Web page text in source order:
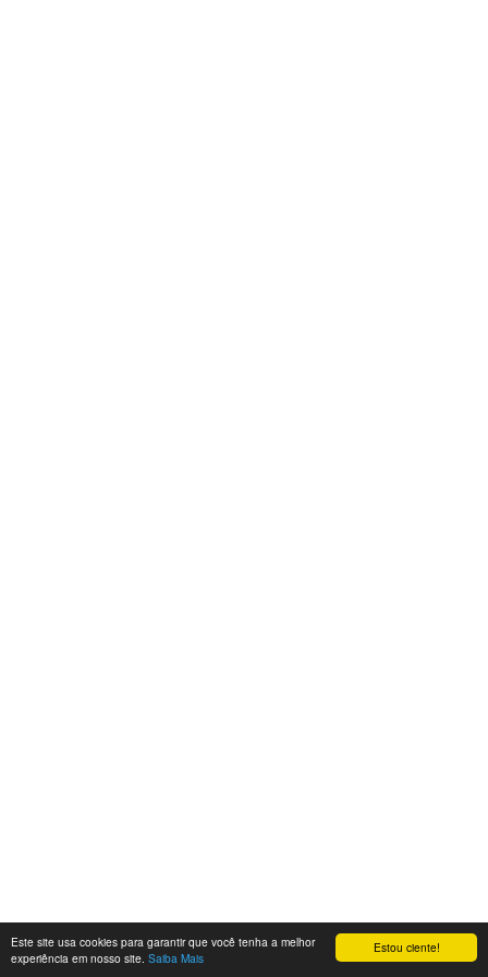
Estou ciente!
Este site usa cookies para garantir que você tenha a melhor
experiência em nosso site. Saiba Mais